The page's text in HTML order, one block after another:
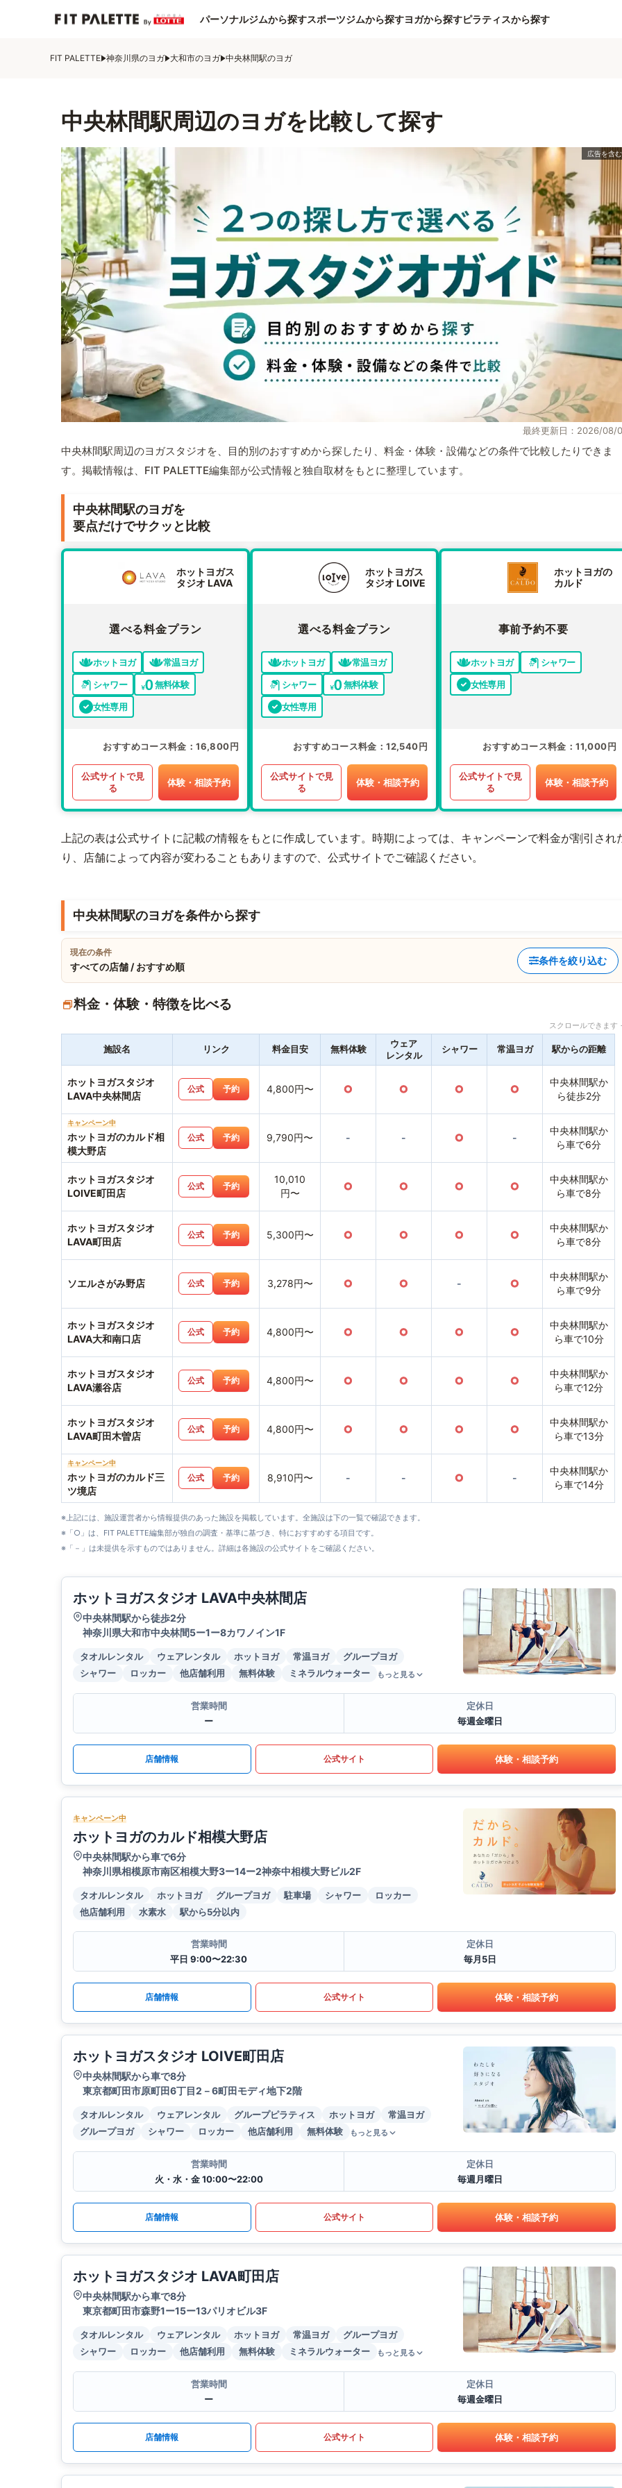
パーソナルジムから探すスポーツジムから探すヨガから探すピラティスから探す
FIT PALETTE 神奈川県のヨガ 大和市のヨガ 中央林間駅のヨガ
中央林間駅周辺のヨガを比較して探す
最終更新日：2026/08/
中央林間駅周辺のヨガスタジオを、目的別のおすすめから探したり、料金・体験・設備などの条件で比較したりできま
す。掲載情報は、FIT PALETTE編集部が公式情報と独自取材をもとに整理しています。
中央林間駅のヨガを
要点だけでサクッと比較
ホットヨガス
タジオ LAVA
選べる料金プラン
ホットヨガ
常温ヨガ
シャワー
無料体験
女性専用
おすすめコース料金 16,800円
公式サイトで見
る
体験・相談予約
ホットヨガス
タジオ LOIVE
選べる料金プラン
ホットヨガ
常温ヨガ
シャワー
無料体験
女性専用
おすすめコース料金 12,540円
公式サイトで見
る
体験・相談予約
ホットヨガの
カルド
事前予約不要
ホットヨガ
シャワー
女性専用
おすすめコース料金 11,000円
公式サイトで見
る
体験・相談予約
上記の表は公式サイトに記載の情報をもとに作成しています。時期によっては、キャンペーンで料金が割引され
り、店舗によって内容が変わることもありますので、公式サイトでご確認ください。
中央林間駅のヨガを条件から探す
現在の条件
すべての店舗 / おすすめ順
条件を絞り込む
料金・体験・特徴を比べる
スクロールできま
施設名 リンク 料金目安 無料体験
ウェア
レンタル
シャワー 常温ヨガ 駅からの距離
ホットヨガスタジオ
LAVA中央林間店
公式 予約 4,800円〜 ○ ○ ○ ○
中央林間駅か
ら徒歩2分
キャンペーン中
ホットヨガのカルド相
模大野店
公式 予約 9,790円〜 - - ○ -
中央林間駅か
ら車で6分
ホットヨガスタジオ
LOIVE町田店
公式 予約
10,010
円〜
○ ○ ○ ○
中央林間駅か
ら車で8分
ホットヨガスタジオ
LAVA町田店
公式 予約 5,300円〜 ○ ○ ○ ○
中央林間駅か
ら車で8分
ソエルさがみ野店 公式 予約 3,278円〜 ○ ○ - ○
中央林間駅か
ら車で9分
ホットヨガスタジオ
LAVA大和南口店
公式 予約 4,800円〜 ○ ○ ○ ○
中央林間駅か
ら車で10分
ホットヨガスタジオ
LAVA瀬谷店
公式 予約 4,800円〜 ○ ○ ○ ○
中央林間駅か
ら車で12分
ホットヨガスタジオ
LAVA町田木曽店
公式 予約 4,800円〜 ○ ○ ○ ○
中央林間駅か
ら車で13分
キャンペーン中
ホットヨガのカルド三
ツ境店
公式 予約 8,910円〜 - - ○ -
中央林間駅か
ら車で14分
※上記には、施設運営者から情報提供のあった施設を掲載しています。全施設は下の一覧で確認できます。
※「○」は、FIT PALETTE編集部が独自の調査・基準に基づき、特におすすめする項目です。
※「－」は未提供を示すものではありません。詳細は各施設の公式サイトをご確認ください。
ホットヨガスタジオ LAVA中央林間店
中央林間駅から徒歩2分
神奈川県大和市中央林間5ー1ー8カワノイン1F
タオルレンタル ウェアレンタル ホットヨガ 常温ヨガ
グループヨガ
シャワー
ロッカー 他店舗利用 無料体験 ミネラルウォーター もっと見る
営業時間
ー
定休日
毎週金曜日
店舗情報 公式サイト 体験・相談予約
キャンペーン中
ホットヨガのカルド相模大野店
中央林間駅から車で6分
神奈川県相模原市南区相模大野3ー14ー2神奈中相模大野ビル2F
タオルレンタル ホットヨガ グループヨガ 駐車場 シャワー
ロッカー
他店舗利用
水素水 駅から5分以内
営業時間
平日 9:00〜22:30
定休日
毎月5日
店舗情報 公式サイト 体験・相談予約
ホットヨガスタジオ LOIVE町田店
中央林間駅から車で8分
東京都町田市原町田6丁目2－6町田モディ地下2階
タオルレンタル ウェアレンタル グループピラティス ホットヨガ
常温ヨガ
グループヨガ
シャワー ロッカー 他店舗利用 無料体験 もっと見る
営業時間
火・水・金 10:00〜22:00
定休日
毎週月曜日
店舗情報 公式サイト 体験・相談予約
ホットヨガスタジオ LAVA町田店
中央林間駅から車で8分
東京都町田市森野1ー15ー13パリオビル3F
タオルレンタル ウェアレンタル ホットヨガ 常温ヨガ
グループヨガ
シャワー
ロッカー 他店舗利用 無料体験 ミネラルウォーター もっと見る
営業時間
ー
定休日
毎週金曜日
店舗情報 公式サイト 体験・相談予約